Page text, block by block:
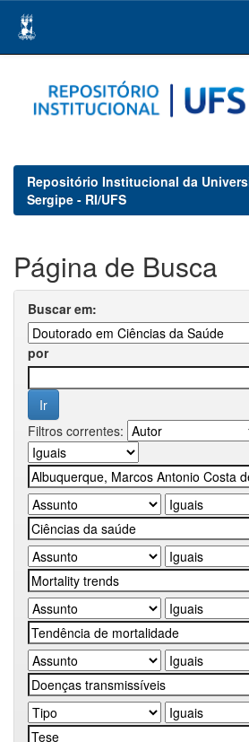
navigation
Repositório Institucional da
Sergipe - RI/UFS
Página de Busca
Buscar em:
por
Filtros correntes: